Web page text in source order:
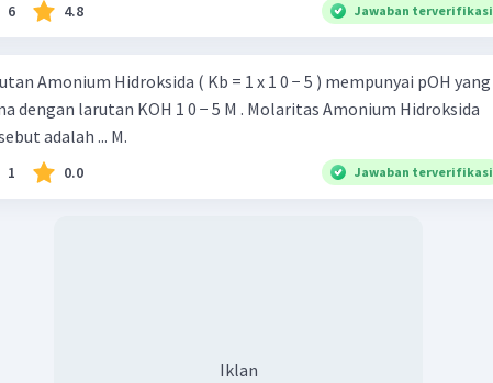
6 4.8 Jawaban terverifikasi
Amonium Hidroksida ( Kb = 1 x 1 0 − 5 ) mempunyai pOH yang
dengan larutan KOH 1 0 − 5 M . Molaritas Amonium Hidroksida
adalah ... M.
1 0.0 Jawaban terverifikasi
Iklan